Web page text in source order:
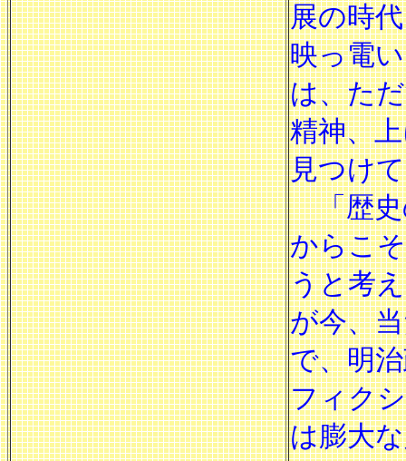
展の時
映っ電
は、た
精神、
見つけ
「歴史
からこ
うと考
が今、
で、明
フィク
は膨大